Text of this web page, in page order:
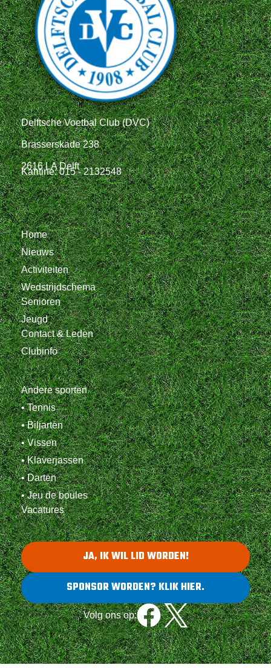
Delftsche Voetbal Club (DVC)
Brasserskade 238
2616 LA Delft
Kantine: 015 - 2132548
Home
Nieuws
Activiteiten
Wedstrijdschema
Senioren
Jeugd
Contact & Leden
Clubinfo
Andere sporten
• Tennis
• Biljarten
• Vissen
• Klaverjassen
• Darten
• Jeu de boules
Vacatures
JA, IK WIL LID WORDEN!
SPONSOR WORDEN? KLIK HIER.
Volg ons op: